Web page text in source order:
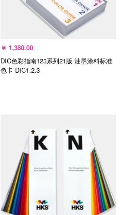
￥ 1,380.00
DIC色彩指南123系列21版 油墨涂料标准
色卡 DIC1.2.3
加入购物车